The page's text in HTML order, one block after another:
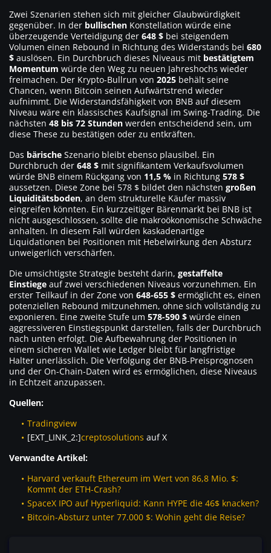
Zwei Szenarien stehen sich mit gleicher Glaubwürdigkeit
gegenüber. In der bullischen Konstellation würde eine
überzeugende Verteidigung der 648 $ bei steigendem
Volumen einen Rebound in Richtung des Widerstands bei 680
$ auslösen. Ein Durchbruch dieses Niveaus mit bestätigtem
Momentum würde den Weg zu neuen Jahreshochs wieder
freimachen. Der Krypto-Bullrun von 2025 behält seine
Chancen, wenn Bitcoin seinen Aufwärtstrend wieder
aufnimmt. Die Widerstandsfähigkeit von BNB auf diesem
Niveau wäre ein klassisches Kaufsignal im Swing-Trading. Die
nächsten 48 bis 72 Stunden werden entscheidend sein, um
diese These zu bestätigen oder zu entkräften.
Das bärische Szenario bleibt ebenso plausibel. Ein
Durchbruch der 648 $ mit signifikantem Verkaufsvolumen
würde BNB einem Rückgang von 11,5 % in Richtung 578 $
aussetzen. Diese Zone bei 578 $ bildet den nächsten großen
Liquiditätsboden, an dem strukturelle Käufer massiv
eingreifen könnten. Ein kurzzeitiger Bärenmarkt bei BNB ist
nicht ausgeschlossen, sollte die makroökonomische Schwäche
anhalten. In diesem Fall würden kaskadenartige
Liquidationen bei Positionen mit Hebelwirkung den Absturz
unweigerlich verschärfen.
Die umsichtigste Strategie besteht darin, gestaffelte
Einstiege auf zwei verschiedenen Niveaus vorzunehmen. Ein
erster Teilkauf in der Zone von 648-655 $ ermöglicht es, einen
potenziellen Rebound mitzunehmen, ohne sich vollständig zu
exponieren. Eine zweite Stufe um 578-590 $ würde einen
aggressiveren Einstiegspunkt darstellen, falls der Durchbruch
nach unten erfolgt. Die Aufbewahrung der Positionen in
einem sicheren Wallet wie Ledger bleibt für langfristige
Halter unerlässlich. Die Verfolgung der BNB-Preisprognosen
und der On-Chain-Daten wird es ermöglichen, diese Niveaus
in Echtzeit anzupassen.
Quellen:
Tradingview
[EXT_LINK_2:]creptosolutions auf X
Verwandte Artikel:
Harvard verkauft Ethereum im Wert von 86,8 Mio. $:
Kommt der ETH-Crash?
SpaceX IPO auf Hyperliquid: Kann HYPE die 46$ knacken?
Bitcoin-Absturz unter 77.000 $: Wohin geht die Reise?